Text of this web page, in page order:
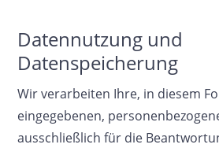
Datennutzung und
Datenspeicherung
Wir verarbeiten Ihre, in diesem
eingegebenen,
ausschließlich für die